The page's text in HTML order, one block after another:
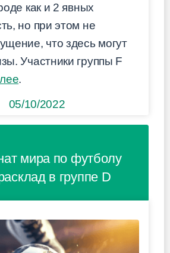
как и 2 явных
но при этом не
что здесь могут
Участники группы F
.
05/10/2022
мира по футболу
в группе D